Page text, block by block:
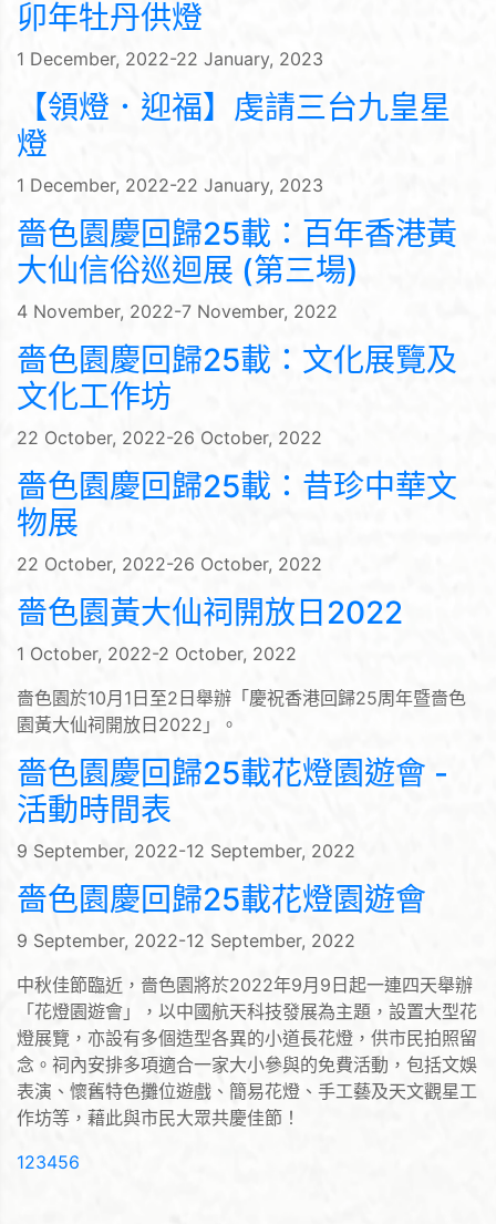
卯年牡丹供燈
1 December, 2022-22 January, 2023
【領燈．迎福】虔請三台九皇星
燈
1 December, 2022-22 January, 2023
嗇色園慶回歸25載：百年香港黃
大仙信俗巡迴展 (第三場)
4 November, 2022-7 November, 2022
嗇色園慶回歸25載：文化展覽及
文化工作坊
22 October, 2022-26 October, 2022
嗇色園慶回歸25載：昔珍中華文
物展
22 October, 2022-26 October, 2022
嗇色園黃大仙祠開放日2022
1 October, 2022-2 October, 2022
嗇色園於10月1日至2日舉辦「慶祝香港回歸25周年暨嗇色
園黃大仙祠開放日2022」。
嗇色園慶回歸25載花燈園遊會 -
活動時間表
9 September, 2022-12 September, 2022
嗇色園慶回歸25載花燈園遊會
9 September, 2022-12 September, 2022
中秋佳節臨近，嗇色園將於2022年9月9日起一連四天舉辦
「花燈園遊會」，以中國航天科技發展為主題，設置大型花
燈展覽，亦設有多個造型各異的小道長花燈，供市民拍照留
念。祠內安排多項適合一家大小參與的免費活動，包括文娛
表演、懷舊特色攤位遊戲、簡易花燈、手工藝及天文觀星工
作坊等，藉此與市民大眾共慶佳節！
1(current)
23456